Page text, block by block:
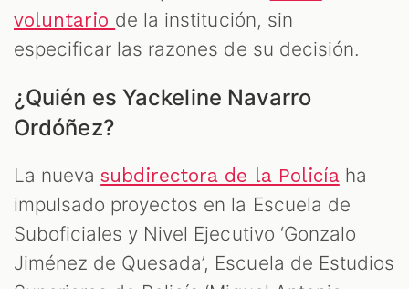
voluntario de la institución, sin
especificar las razones de su decisión.
¿Quién es Yackeline Navarro
Ordóñez?
La nuevasubdirectora de la Policíaha
impulsado proyectos en la Escuela de
Suboficiales y Nivel Ejecutivo ‘Gonzalo
Jiménez de Quesada’, Escuela de Estudios